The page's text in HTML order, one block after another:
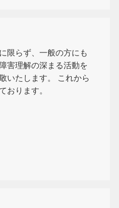
限らず、一般の方にも
害理解の深まる活動を
いたします。 これから
おります。